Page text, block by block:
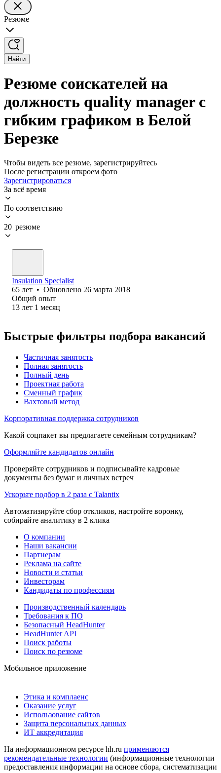
Резюме
Найти
Резюме соискателей на
должность quality manager с
гибким графиком в Белой
Березке
Чтобы видеть все резюме, зарегистрируйтесь
После регистрации откроем фото
Зарегистрироваться
За всё время
По соответствию
20 резюме
Insulation Specialist
65 лет • Обновлено 26 марта 2018
Общий опыт
13 лет 1 месяц
Быстрые фильтры подбора вакансий
Частичная занятость
Полная занятость
Полный день
Проектная работа
Сменный график
Вахтовый метод
Корпоративная поддержка сотрудников
Какой соцпакет вы предлагаете семейным сотрудникам?
Оформляйте кандидатов онлайн
Проверяйте сотрудников и подписывайте кадровые
документы без бумаг и личных встреч
Ускорьте подбор в 2 раза с Talantix
Автоматизируйте сбор откликов, настройте воронку,
собирайте аналитику в 2 клика
О компании
Наши вакансии
Партнерам
Реклама на сайте
Новости и статьи
Инвесторам
Кандидаты по профессиям
Производственный календарь
Требования к ПО
Безопасный HeadHunter
HeadHunter API
Поиск работы
Поиск по резюме
Мобильное приложение
Этика и комплаенс
Оказание услуг
Использование сайтов
Защита персональных данных
ИТ аккредитация
На информационном ресурсе hh.ru применяются
рекомендательные технологии (информационные технологии
предоставления информации на основе сбора, систематизации